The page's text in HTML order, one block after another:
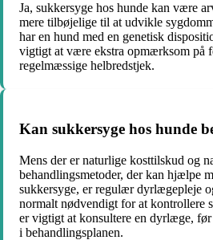
Ja, sukkersyge hos hunde kan være
mere tilbøjelige til at udvikle
har en hund med en genetisk
vigtigt at være ekstra opmærksom på
regelmæssige helbredstjek.
Kan sukkersyge hos hunde
Mens der er naturlige kosttilskud og
behandlingsmetoder, der kan hjælpe
sukkersyge, er regulær dyrlægepleje
normalt nødvendigt for at kontrollere
er vigtigt at konsultere en dyrlæge,
i behandlingsplanen.